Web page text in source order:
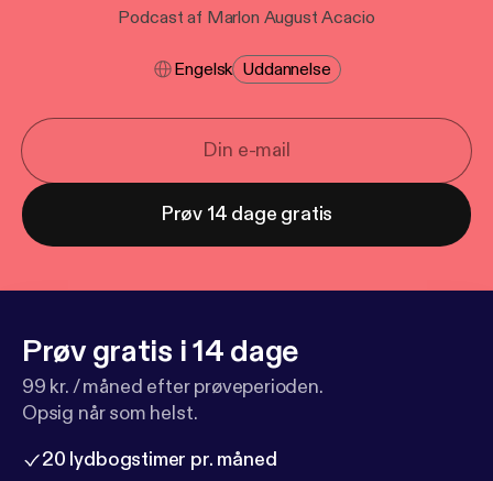
Podcast af Marlon August Acacio
Engelsk Uddannelse
Prøv 14 dage gratis
Prøv gratis i 14 dage
99 kr. / måned efter prøveperioden.
Opsig når som helst.
20 lydbogstimer pr. måned